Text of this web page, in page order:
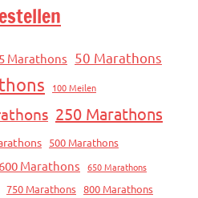
Marathons 50 Marathons
100 Meilen
250 Marathons
500 Marathons
600 Marathons 650 Marathons
750 Marathons 800 Marathons